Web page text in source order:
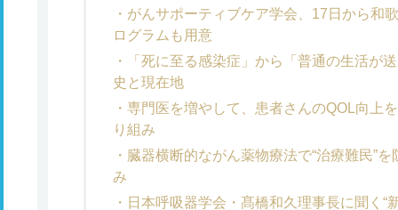
がんサポーティブケア学会、17日から和
ログラムも用意
「死に至る感染症」から「普通の生活が
史と現在地
専門医を増やして、患者さんのQOL向上
り組み
臓器横断的ながん薬物療法で“治療難民”
み
日本呼吸器学会・髙橋和久理事長に聞く“